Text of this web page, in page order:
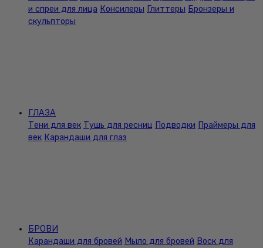
и спреи для лица Консилеры Глиттеры Бронзеры и
скульпторы
ГЛАЗА
Тени для век Тушь для ресниц Подводки Праймеры для
век Карандаши для глаз
БРОВИ
Карандаши для бровей Мыло для бровей Воск для